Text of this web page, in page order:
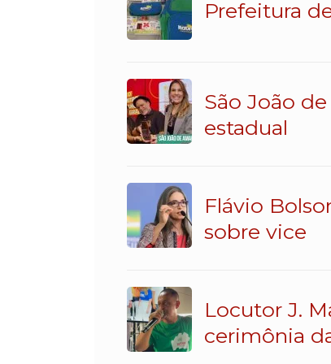
Prefeitura
São João
estadual
Flávio
sobre vice
Locutor J.
cerimônia